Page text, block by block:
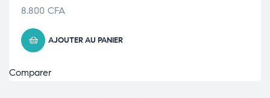
8.800 CFA
AJOUTER AU PANIER
Comparer